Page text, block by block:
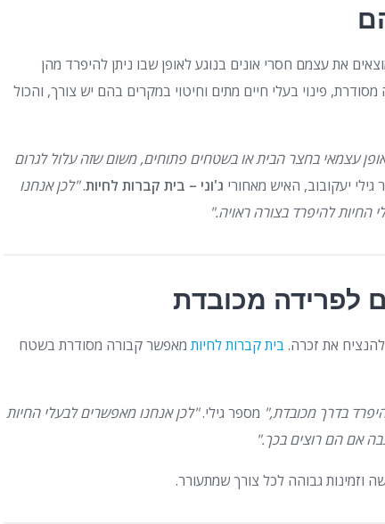
את עצמם חסרי אונים בנוגע לאופן שבו ניתן להיפרד מהן
פינוי בעלי חיים מתים וחיטוי במקרים בהם יש צורך, והכול
עצמאי בחצר הבית או בשטחים פתוחים, משום שזה עלול לגרום
גילי יעקובוב, האיש מאחורי ג'וני – בית קברות לחיות."לכן אנחנו
להיפרד בצורה ראויה."
לפרידה מכובדת
את זכרה. בית קברות לחיות מאפשר קבורה מסודרת בשטח
בדרך מכובדת," מספר גילי."לכן אנחנו מאפשרים לבעלי החיות
אם הם רוצים בכך."
וזמינות גבוהה לכל צורך שמתעורר.